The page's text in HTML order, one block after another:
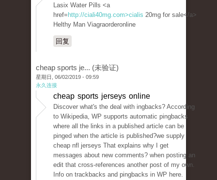
Lasix Water Pills <a
href= http://ciali40mg.com>cialis 20mg for sale</a>
Helthy Man Viagraorderonline
回复
cheap sports je... (未验证)
星期日, 06/02/2019 - 09:59
永久连接
cheap sports jerseys online
Discover what's the deal with ingbacks? According
to Wikipedia, WP supports automatic pingbacks
where all the links in a published article can be
pinged when the article is published?we supply
cheap nfl jerseys That explains why I get
messages about new comments? when posting an
edit that cross-references another post of my own.
Info on trackbacks and pingbacks in WP here.